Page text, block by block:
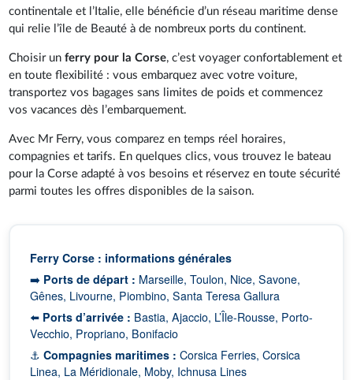
continentale et l’Italie, elle bénéficie d’un réseau maritime dense
qui relie l’île de Beauté à de nombreux ports du continent.
Choisir unferry pour la Corse, c’est voyager confortablement et
en toute flexibilité : vous embarquez avec votre voiture,
transportez vos bagages sans limites de poids et commencez
vos vacances dès l’embarquement.
Avec Mr Ferry, vous comparez en temps réel horaires,
compagnies et tarifs. En quelques clics, vous trouvez le bateau
pour la Corse adapté à vos besoins et réservez en toute sécurité
parmi toutes les offres disponibles de la saison.
Ferry Corse : informations générales
➡️ Ports de départ : Marseille, Toulon, Nice, Savone,
Gênes, Livourne, Piombino, Santa Teresa Gallura
⬅️ Ports d’arrivée : Bastia, Ajaccio, L’Île-Rousse, Porto-
Vecchio, Propriano, Bonifacio
⚓Compagnies maritimes : Corsica Ferries, Corsica
Linea, La Méridionale, Moby, Ichnusa Lines